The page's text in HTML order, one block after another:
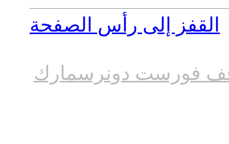
القفز إلى رأس الصفحة
فورست دونرسمارك